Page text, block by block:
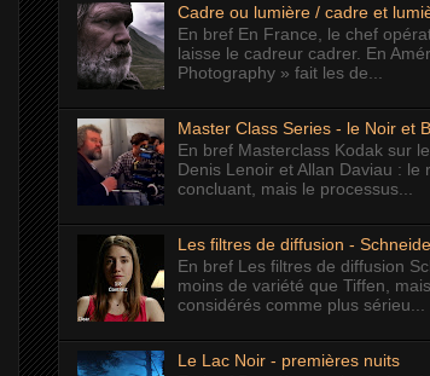
Cadre ou lumière / cadre et
En bref En France, le chef
laisse le cadreur cadrer. En
Photography » fait les de...
Master Class Series - le Noir et
En bref Masterclass Kodak sur
Denis Lenoir et Allan Daviau : le
concluant, mais le processus...
Les filtres de diffusion -
En bref Les filtres de diffusion
moins de variété que Tiffen,
considérés comme plus sérieu...
Le Lac Noir - premières nuits